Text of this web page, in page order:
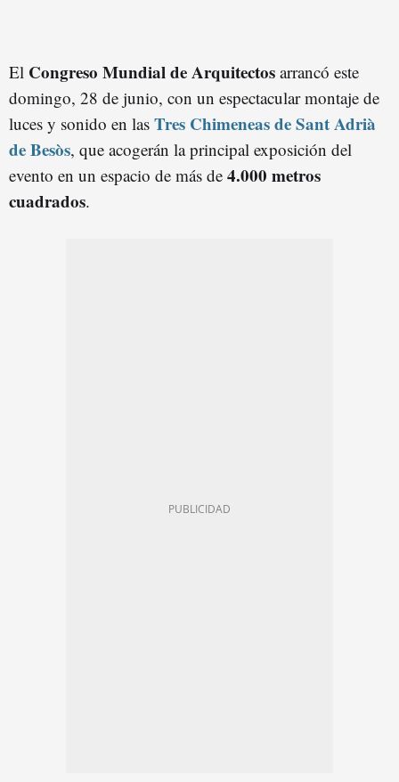
El Congreso Mundial de Arquitectos arrancó este
domingo, 28 de junio, con un espectacular montaje de
luces y sonido en las Tres Chimeneas de Sant Adrià
de Besòs, que acogerán la principal exposición del
evento en un espacio de más de 4.000 metros
cuadrados.